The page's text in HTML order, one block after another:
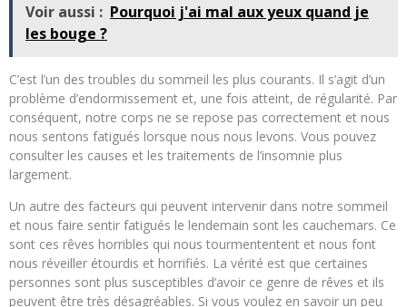
Voir aussi : Pourquoi j'ai mal aux yeux quand je
les bouge ?
C’est l’un des troubles du sommeil les plus courants. Il s’agit d’un
problème d’endormissement et, une fois atteint, de régularité. Par
conséquent, notre corps ne se repose pas correctement et nous
nous sentons fatigués lorsque nous nous levons. Vous pouvez
consulter les causes et les traitements de l’insomnie plus
largement.
Un autre des facteurs qui peuvent intervenir dans notre sommeil
et nous faire sentir fatigués le lendemain sont les cauchemars. Ce
sont ces rêves horribles qui nous tourmententent et nous font
nous réveiller étourdis et horrifiés. La vérité est que certaines
personnes sont plus susceptibles d’avoir ce genre de rêves et ils
peuvent être très désagréables. Si vous voulez en savoir un peu